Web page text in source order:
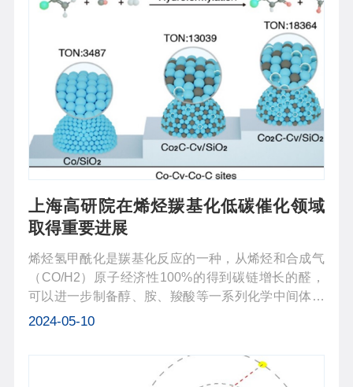
上海高研院在烯烃羰基化低碳催化领域
取得重要进展
烯烃氢甲酰化是羰基化反应的一种，从烯烃和合成气
（CO/H2）原子经济性100%的得到碳链增长的醛，
可以进一步制备醇、胺、羧酸等一系列化学中间体和
精细化学品，通过氢甲酰化反应生成各种化学品的年
酰化催化剂。丰产金属钴Co具有成本优...
2024-05-10